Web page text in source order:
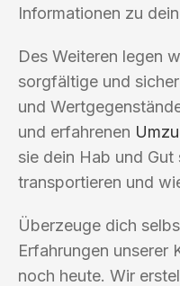
Informationen zu
Des Weiteren legen
sorgfältige und
und
und erfahrenen
sie dein Hab und
transportieren und
Überzeuge dich
Erfahrungen unserer
noch heute. Wir